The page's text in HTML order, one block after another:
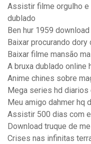
Assistir filme orgulho
dublado
Ben hur 1959
Baixar procurando
Baixar filme mansão
A bruxa dublado online
Anime chines sobre
Mega series hd diarios
Meu amigo dahmer hq
Assistir 500 dias com
Download truque de
Crises nas infinitas